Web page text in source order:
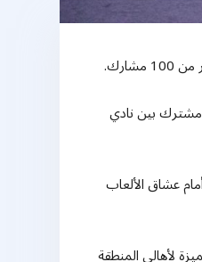
بقرية التراث في الحمرية، والمتواصلة إلى غاية 20 رمضان، بتنظيم مشترك بين نادي
عشاق الألعاب
لأهالي المنطقة